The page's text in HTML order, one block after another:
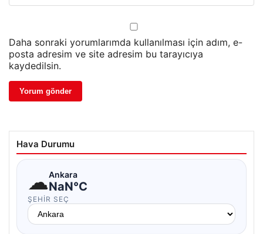
Daha sonraki yorumlarımda kullanılması için adım, e-
posta adresim ve site adresim bu tarayıcıya
kaydedilsin.
Hava Durumu
☁Ankara
NaN°C
ŞEHIR SEÇ